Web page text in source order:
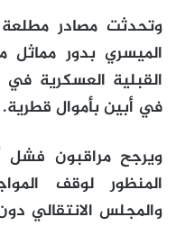
وتحدثت مصادر
الميسري بدور مماثل
القبلية العسكرية
في أبين بأموال قطرية.
ويرجح مراقبون
المنظور لوقف
والمجلس الانتقالي